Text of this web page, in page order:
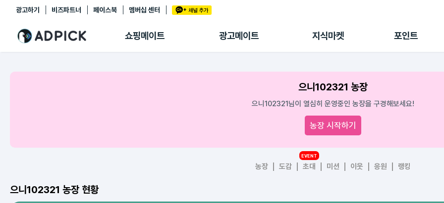
광고하기 비즈파트너 페이스북 멤버십 센터
쇼핑메이트 광고메이트 지식마켓 포인트
추천상품
쇼핑 에이전트
링크관리
광고리포트
출석 룰렛
후원
으니102321 농장
으니102321님이 열심히 운영중인 농장을 구경해보세요!
농장 시작하기
농장 도감 초대
EVENT
미션 이웃 응원 랭킹
으니102321 농장 현황